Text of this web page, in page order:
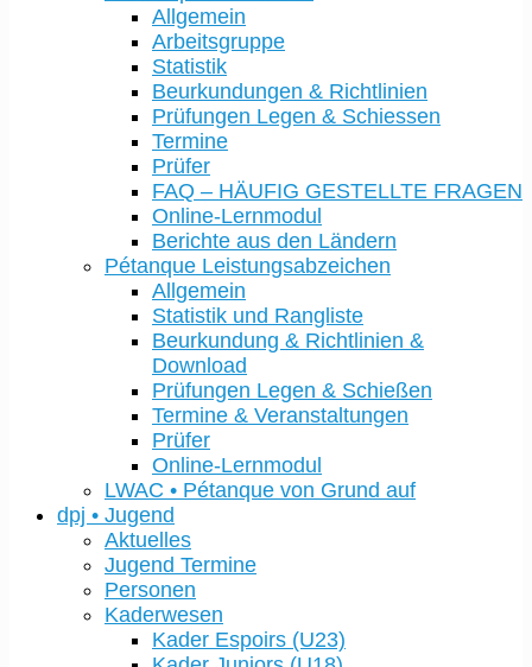
Allgemein
Arbeitsgruppe
Statistik
Beurkundungen & Richtlinien
Prüfungen Legen & Schiessen
Termine
Prüfer
FAQ – HÄUFIG GESTELLTE FRAGEN
Online-Lernmodul
Berichte aus den Ländern
Pétanque Leistungsabzeichen
Allgemein
Statistik und Rangliste
Beurkundung & Richtlinien &
Download
Prüfungen Legen & Schießen
Termine & Veranstaltungen
Prüfer
Online-Lernmodul
LWAC • Pétanque von Grund auf
dpj • Jugend
Aktuelles
Jugend Termine
Personen
Kaderwesen
Kader Espoirs (U23)